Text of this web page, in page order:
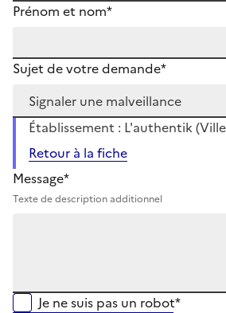
Prénom et nom*
Sujet de votre demande*
Établissement : L'authentik
Retour à la fiche
Message*
Texte de description additionnel
Je ne suis pas un robot*